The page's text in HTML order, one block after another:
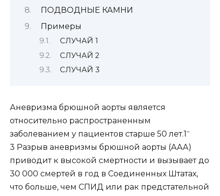
ПОДВОДНЫЕ КАМНИ
Примеры
СЛУЧАЙ 1
СЛУЧАЙ 2
СЛУЧАЙ 3
Аневризма брюшной аорты является
относительно распространенным
заболеванием у пациентов старше 50 лет.1–
3 Разрыв аневризмы брюшной аорты (ААА)
приводит к высокой смертности и вызывает до
30 000 смертей в год в Соединенных Штатах,
что больше, чем СПИД или рак предстательной